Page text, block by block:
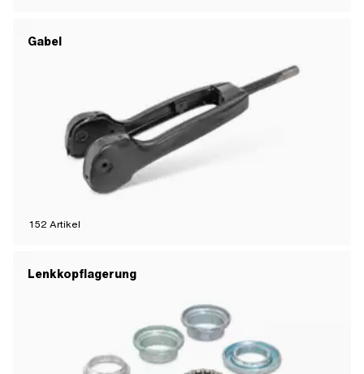
Gabel
152 Artikel
Lenkkopflagerung